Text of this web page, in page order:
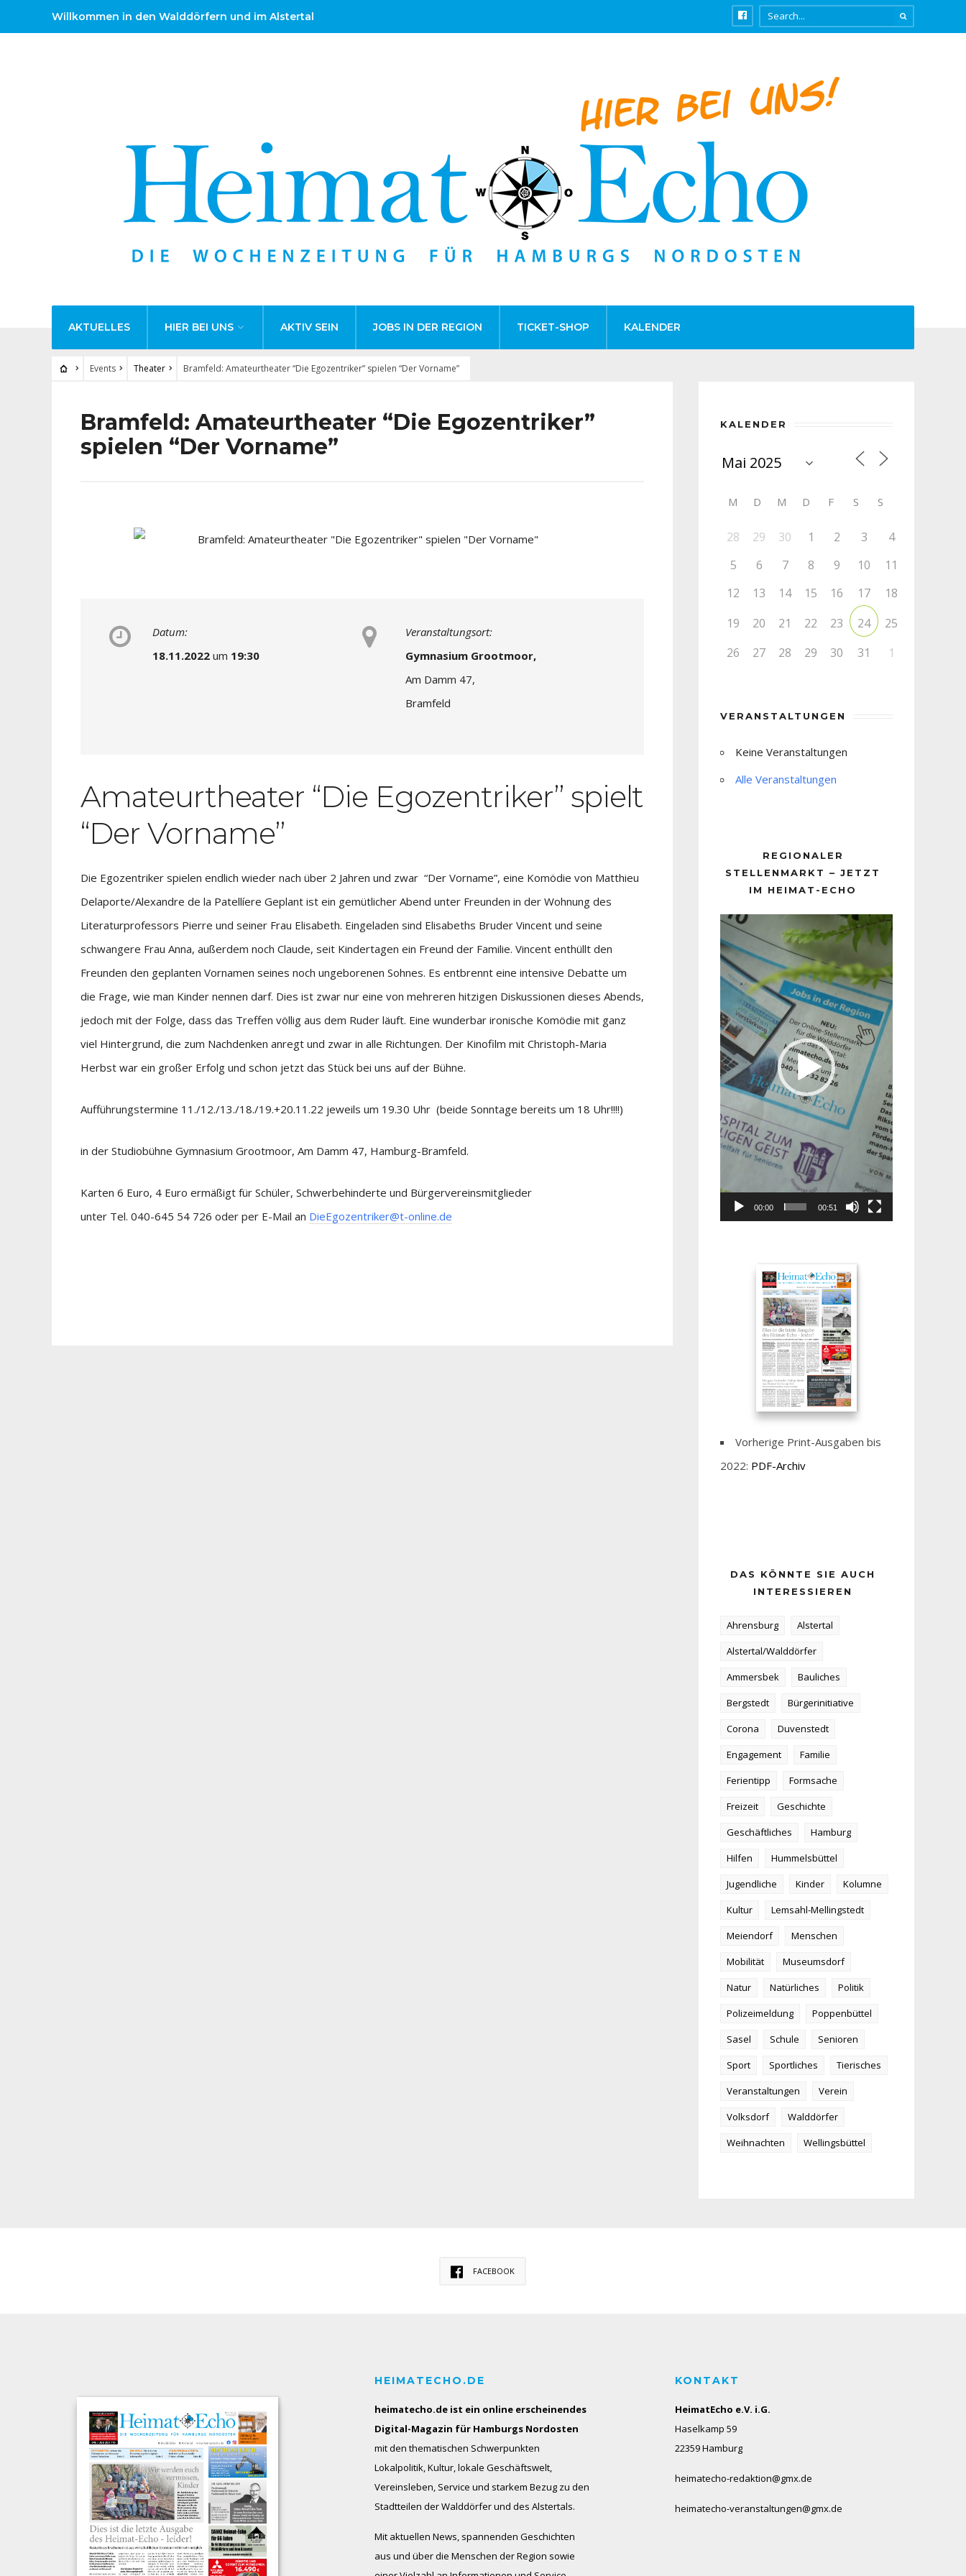
Willkommen in den Walddörfern und im Alstertal
AKTUELLES HIER BEI UNS AKTIV SEIN JOBS IN DER REGION TICKET-SHOP KALENDER
Events Theater Bramfeld: Amateurtheater “Die Egozentriker” spielen “Der Vorname”
Bramfeld: Amateurtheater “Die Egozentriker”
spielen “Der Vorname”
Datum:
18.11.2022 um 19:30
Veranstaltungsort:
Gymnasium Grootmoor,
Am Damm 47,
Bramfeld
Amateurtheater “Die Egozentriker” spielt
“Der Vorname”
Die Egozentriker spielen endlich wieder nach über 2 Jahren und zwar “Der Vorname”, eine Komödie von Matthieu
Delaporte/Alexandre de la Patellíere Geplant ist ein gemütlicher Abend unter Freunden in der Wohnung des
Literaturprofessors Pierre und seiner Frau Elisabeth. Eingeladen sind Elisabeths Bruder Vincent und seine
schwangere Frau Anna, außerdem noch Claude, seit Kindertagen ein Freund der Familie. Vincent enthüllt den
Freunden den geplanten Vornamen seines noch ungeborenen Sohnes. Es entbrennt eine intensive Debatte um
die Frage, wie man Kinder nennen darf. Dies ist zwar nur eine von mehreren hitzigen Diskussionen dieses Abends,
jedoch mit der Folge, dass das Treffen völlig aus dem Ruder läuft. Eine wunderbar ironische Komödie mit ganz
viel Hintergrund, die zum Nachdenken anregt und zwar in alle Richtungen. Der Kinofilm mit Christoph-Maria
Herbst war ein großer Erfolg und schon jetzt das Stück bei uns auf der Bühne.
Aufführungstermine 11./12./13./18./19.+20.11.22 jeweils um 19.30 Uhr (beide Sonntage bereits um 18 Uhr!!!!)
in der Studiobühne Gymnasium Grootmoor, Am Damm 47, Hamburg-Bramfeld.
Karten 6 Euro, 4 Euro ermäßigt für Schüler, Schwerbehinderte und Bürgervereinsmitglieder
unter Tel. 040-645 54 726 oder per E-Mail an DieEgozentriker@t-online.de
KALENDER
M D M D F S S
28 29 30 1 2 3
4
5
6 7 8 9 10
11
12
13 14 15 16 17
18
19
20 21 22 23 24
25
26
27 28 29 30 31 1
VERANSTALTUNGEN
Keine Veranstaltungen
Alle Veranstaltungen
REGIONALER
STELLENMARKT – JETZT
IM HEIMAT-ECHO
Player
00:00 00:51
Vorherige Print-Ausgaben bis
2022: PDF-Archiv
DAS KÖNNTE SIE AUCH
INTERESSIEREN
Ahrensburg
Alstertal
Alstertal/Walddörfer
Ammersbek
Bauliches
Bergstedt
Bürgerinitiative
Corona
Duvenstedt
Engagement
Familie
Ferientipp
Formsache
Freizeit
Geschichte
Geschäftliches
Hamburg
Hilfen
Hummelsbüttel
Jugendliche
Kinder
Kolumne
Kultur
Lemsahl-Mellingstedt
Meiendorf
Menschen
Mobilität
Museumsdorf
Natur
Natürliches
Politik
Polizeimeldung
Poppenbüttel
Sasel
Schule
Senioren
Sport
Sportliches
Tierisches
Veranstaltungen
Verein
Volksdorf
Walddörfer
Weihnachten
Wellingsbüttel
FACEBOOK
HEIMATECHO.DE
heimatecho.de ist ein online erscheinendes
Digital-Magazin für Hamburgs Nordosten
mit den thematischen Schwerpunkten
Lokalpolitik, Kultur, lokale Geschäftswelt,
Vereinsleben, Service und starkem Bezug zu den
Stadtteilen der Walddörfer und des Alstertals.
Mit aktuellen News, spannenden Geschichten
aus und über die Menschen der Region sowie
KONTAKT
HeimatEcho e.V. i.G.
Haselkamp 59
22359 Hamburg
heimatecho-redaktion@gmx.de
heimatecho-veranstaltungen@gmx.de